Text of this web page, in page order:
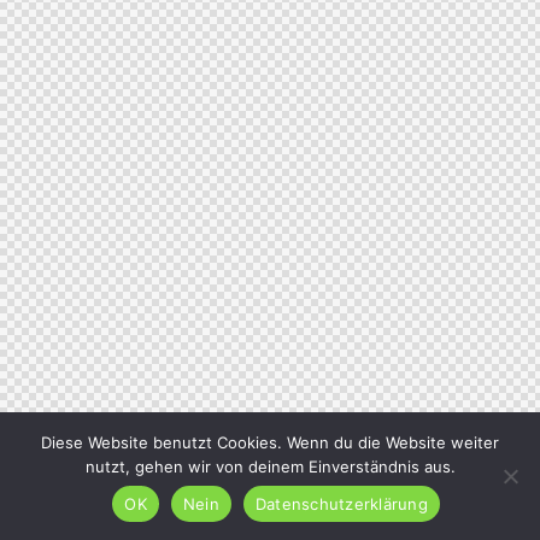
Diese Website benutzt Cookies. Wenn du die Website weiter
nutzt, gehen wir von deinem Einverständnis aus.
OK
Nein Datenschutzerklärung